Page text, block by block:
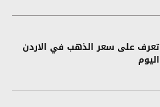
تعرف على سعر الذهب في الاردن
اليوم